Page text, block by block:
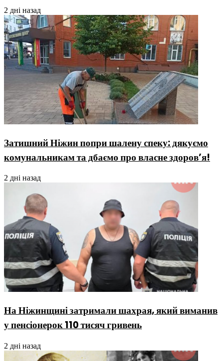
2 дні назад
Затишний Ніжин попри шалену спеку: дякуємо
комунальникам та дбаємо про власне здоров’я!
2 дні назад
На Ніжинщині затримали шахрая, який виманив
у пенсіонерок 110 тисяч гривень
2 дні назад